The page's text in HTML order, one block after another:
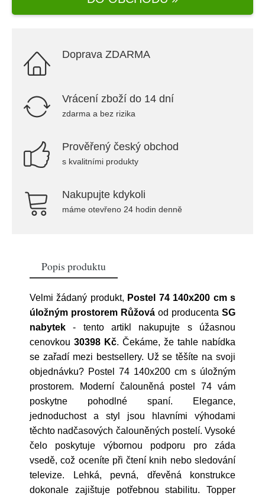
Doprava ZDARMA
Vrácení zboží do 14 dní
zdarma a bez rizika
Prověřený český obchod
s kvalitními produkty
Nakupujte kdykoli
máme otevřeno 24 hodin denně
Popis produktu
Velmi žádaný produkt, Postel 74 140x200 cm s
úložným prostorem Růžová od producenta SG
nabytek - tento artikl nakupujte s úžasnou
cenovkou 30398 Kč. Čekáme, že tahle nabídka
se zařadí mezi bestsellery. Už se těšíte na svoji
objednávku? Postel 74 140x200 cm s úložným
prostorem. Moderní čalouněná postel 74 vám
poskytne pohodlné spaní. Elegance,
jednoduchost a styl jsou hlavními výhodami
těchto nadčasových čalouněných postelí. Vysoké
čelo poskytuje výbornou podporu pro záda
vsedě, což oceníte při čtení knih nebo sledování
televize. Lehká, pevná, dřevěná konstrukce
dokonale zajištuje potřebnou stabilitu. Topper